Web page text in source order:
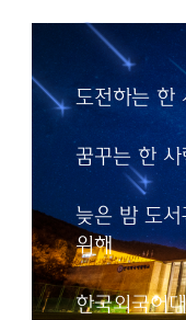
도전하는 한
꿈꾸는 한
늦은 밤 도
위해
한국외국어
도전하는 한
인류의 미래입
꿈꾸는 한 사
다음 세대의
늦은 밤 도서
그 한 명의 꿈
한국외국어대
항상 엔진을